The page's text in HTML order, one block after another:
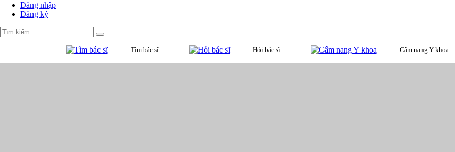
Đăng nhập
Đăng ký
Tìm bác sĩ Hỏi bác sĩ Cẩm nang Y khoa